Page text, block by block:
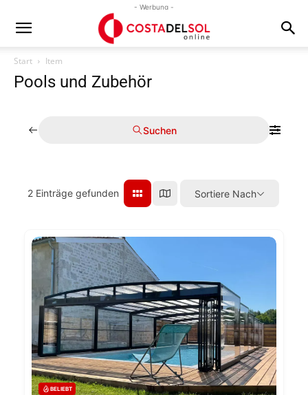
- Werbung -
Start Item
Pools und Zubehör
Suchen
2 Einträge gefunden Sortiere Nach
BELIEBT